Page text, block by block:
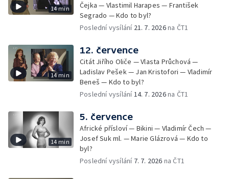
14 min
Čejka — Vlastimil Harapes — František
Segrado — Kdo to byl?
Poslední vysílání 21. 7. 2026na ČT1
14 min
12. července
Citát Jiřího Oliče — Vlasta Průchová —
Ladislav Pešek — Jan Kristofori — Vladimír
Beneš — Kdo to byl?
Poslední vysílání14. 7. 2026na ČT1
14 min
5. července
Africké přísloví — Bikini — Vladimír Čech —
Josef Suk ml. — Marie Glázrová — Kdo to
byl?
Poslední vysílání 7. 7. 2026 na ČT1